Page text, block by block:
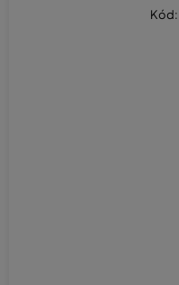
Kód: